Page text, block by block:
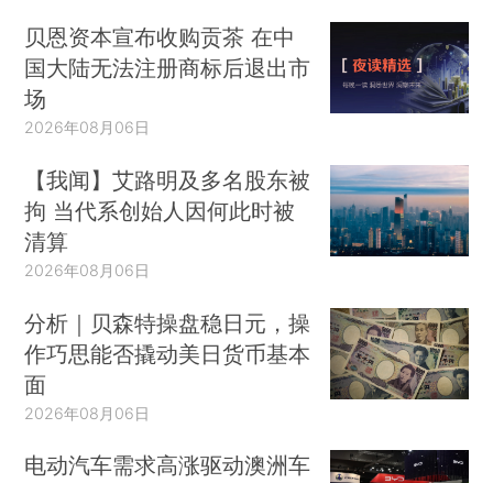
贝恩资本宣布收购贡茶 在中
国大陆无法注册商标后退出市
场
2026年08月06日
【我闻】艾路明及多名股东被
拘 当代系创始人因何此时被
清算
2026年08月06日
分析｜贝森特操盘稳日元，操
作巧思能否撬动美日货币基本
面
2026年08月06日
电动汽车需求高涨驱动澳洲车